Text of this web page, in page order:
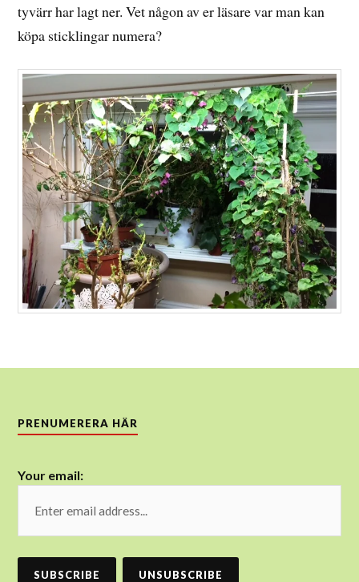
tyvärr har lagt ner. Vet någon av er läsare var man kan
köpa sticklingar numera?
PRENUMERERA HÄR
Your email: